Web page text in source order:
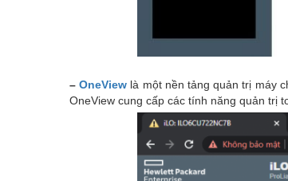
– OneView là một nền tảng quản trị máy
OneView cung cấp các tính năng quản trị